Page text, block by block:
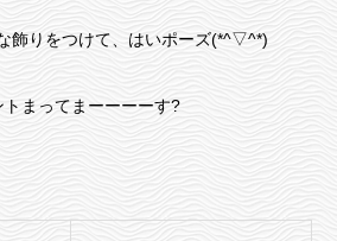
りをつけて、はいポーズ(*^▽^*)
まってまーーーーす?